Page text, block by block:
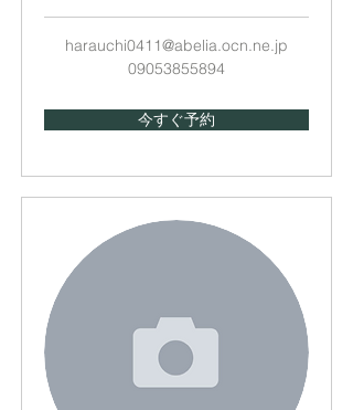
harauchi0411@abelia.ocn.ne.jp
09053855894
今すぐ予約